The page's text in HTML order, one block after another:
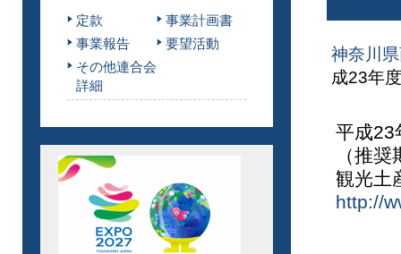
神奈川
成23年
平成23
（推
観光土
http://
定款
事業計画書
事業報告
要望活動
その他連合会
詳細